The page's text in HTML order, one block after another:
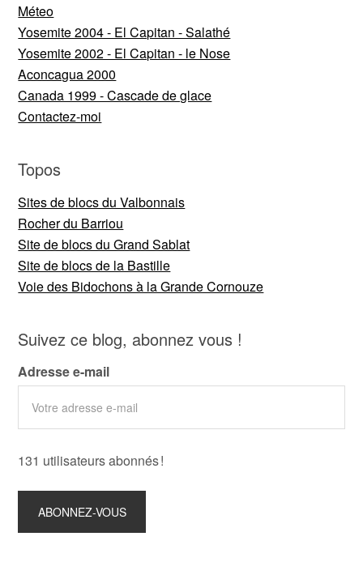
Méteo
Yosemite 2004 - El Capitan - Salathé
Yosemite 2002 - El Capitan - le Nose
Aconcagua 2000
Canada 1999 - Cascade de glace
Contactez-moi
Topos
Sites de blocs du Valbonnais
Rocher du Barriou
Site de blocs du Grand Sablat
Site de blocs de la Bastille
Voie des Bidochons à la Grande Cornouze
Suivez ce blog, abonnez vous !
Adresse e-mail
131 utilisateurs abonnés !